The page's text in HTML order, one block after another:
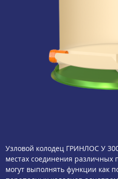
Узловой колодец ГРИНЛОС У
местах соединения различных
могут выполнять функции как